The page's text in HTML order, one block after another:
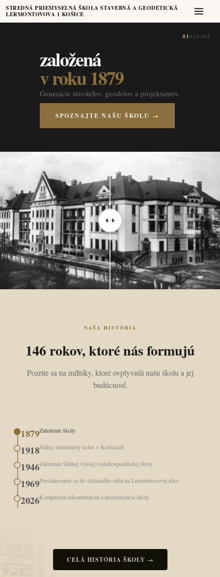
STREDNÁ PRIEMYSELNÁ ŠKOLA STAVEBNÁ A GEODETICKÁ
LERMONTOVOVA 1 KOŠICE
01020304
založená
v roku 1879
Generácie staviteľov, geodetov a projektantov.
SPOZNAJTE NAŠU ŠKOLU →
NAŠA HISTÓRIA
146 rokov, ktoré nás formujú
Pozrite sa na míľniky, ktoré ovplyvnili našu školu a jej
budúcnosť.
1879Založenie školy
1918Štátny melioračný ústav v Košiciach
1946Založenie Štátnej vyššej vodohospodárskej školy
1969Presťahovanie sa do súčasného sídla na Lermontovovej ulici
2026Komplexná rekonštrukcia a modernizácia školy
CELÁ HISTÓRIA ŠKOLY →